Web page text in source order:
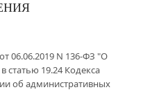
06.06.2019 N 136-ФЗ "О
статью 19.24 Кодекса
об административных